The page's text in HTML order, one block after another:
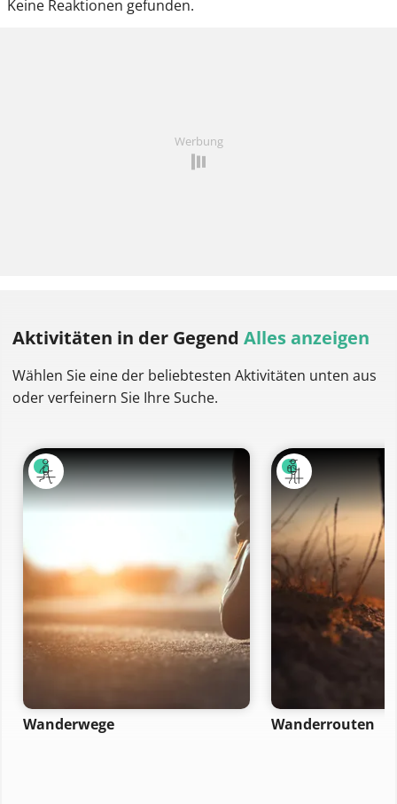
Keine Reaktionen gefunden.
Werbung
Aktivitäten in der Gegend Alles anzeigen
Wählen Sie eine der beliebtesten Aktivitäten unten aus
oder verfeinern Sie Ihre Suche.
Wanderwege Wanderrouten